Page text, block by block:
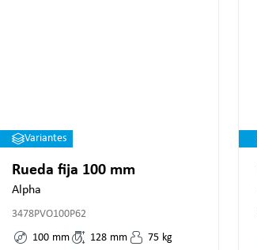
Variantes
Rueda fija 100 mm
Alpha
3478PVO100P62
100 mm 128 mm 75 kg